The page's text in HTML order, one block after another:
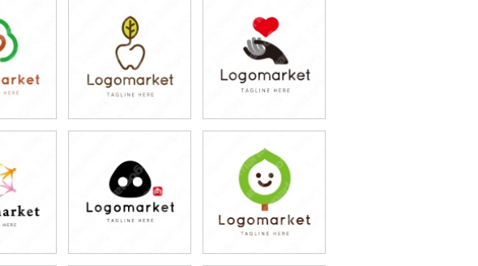
円
円)
79,800円
(税込87,780円)
79,800円
(税込87,780円)
円
円)
79,800円
(税込87,780円)
79,800円
(税込87,780円)